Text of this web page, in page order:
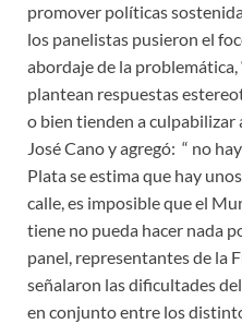
promover políticas
los panelistas pusieron el
abordaje de la
plantean respuestas
o bien tienden a culpabilizar
José Cano y agregó: “ no
Plata se estima que hay
calle, es imposible que el
tiene no pueda hacer nada
panel, representantes de la
señalaron las dificultades
en conjunto entre los